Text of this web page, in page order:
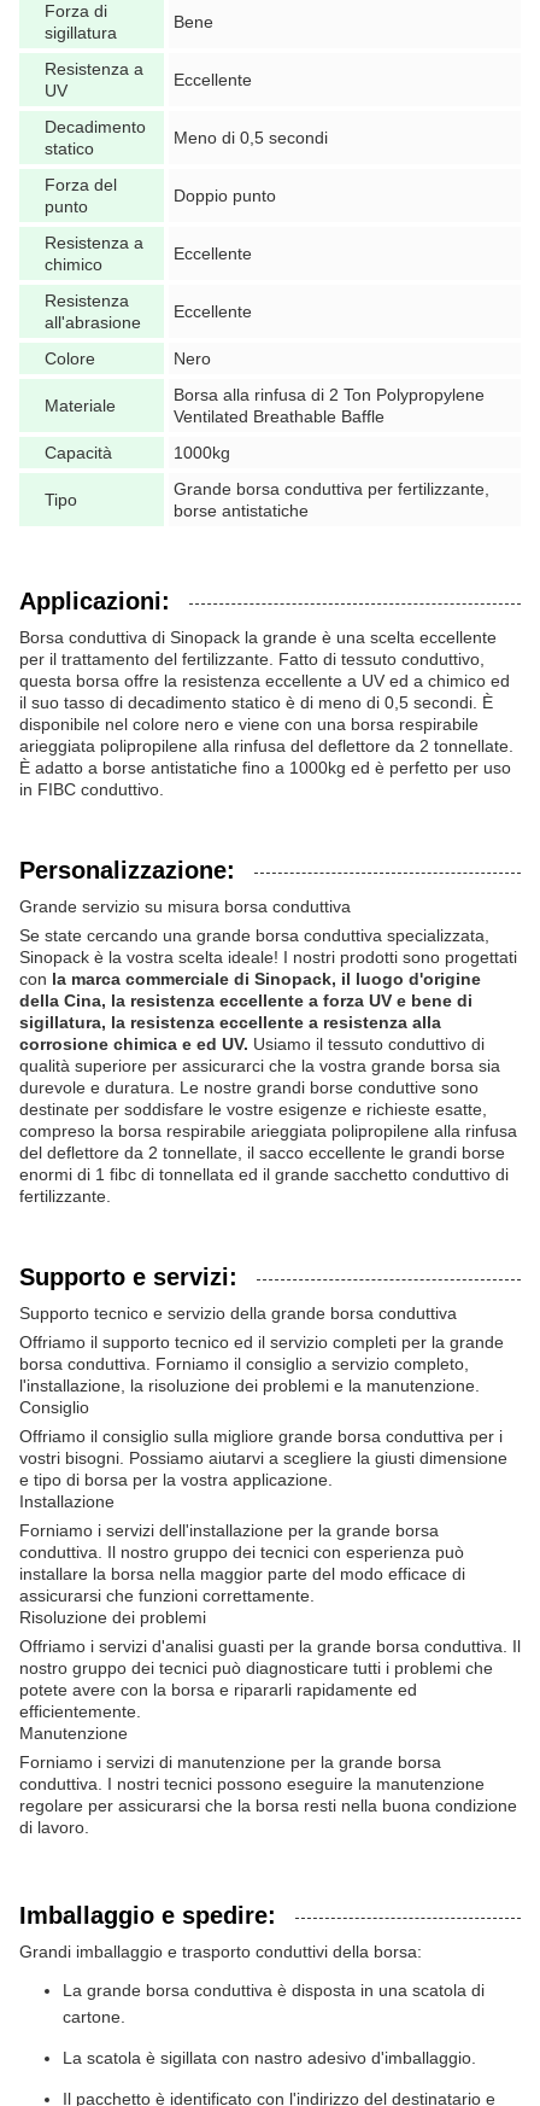
Forza di
sigillatura
Bene
Resistenza a
UV
Eccellente
Decadimento
statico
Meno di 0,5 secondi
Forza del
punto
Doppio punto
Resistenza a
chimico
Eccellente
Resistenza
all'abrasione
Eccellente
Colore Nero
Materiale
Borsa alla rinfusa di 2 Ton Polypropylene
Ventilated Breathable Baffle
Capacità
1000kg
Tipo
Grande borsa conduttiva per fertilizzante,
borse antistatiche
Applicazioni:
Borsa conduttiva di Sinopack la grande è una scelta eccellente
per il trattamento del fertilizzante. Fatto di tessuto conduttivo,
questa borsa offre la resistenza eccellente a UV ed a chimico ed
il suo tasso di decadimento statico è di meno di 0,5 secondi. È
disponibile nel colore nero e viene con una borsa respirabile
arieggiata polipropilene alla rinfusa del deflettore da 2 tonnellate.
È adatto a borse antistatiche fino a 1000kg ed è perfetto per uso
in FIBC conduttivo.
Personalizzazione:
Grande servizio su misura borsa conduttiva
Se state cercando una grande borsa conduttiva specializzata,
Sinopack è la vostra scelta ideale! I nostri prodotti sono progettati
con la marca commerciale di Sinopack, il luogo d'origine
della Cina, la resistenza eccellente a forza UV e bene di
sigillatura, la resistenza eccellente a resistenza alla
corrosione chimica e ed UV. Usiamo il tessuto conduttivo di
qualità superiore per assicurarci che la vostra grande borsa sia
durevole e duratura. Le nostre grandi borse conduttive sono
destinate per soddisfare le vostre esigenze e richieste esatte,
compreso la borsa respirabile arieggiata polipropilene alla rinfusa
del deflettore da 2 tonnellate, il sacco eccellente le grandi borse
enormi di 1 fibc di tonnellata ed il grande sacchetto conduttivo di
fertilizzante.
Supporto e servizi:
Supporto tecnico e servizio della grande borsa conduttiva
Offriamo il supporto tecnico ed il servizio completi per la grande
borsa conduttiva. Forniamo il consiglio a servizio completo,
l'installazione, la risoluzione dei problemi e la manutenzione.
Consiglio
Offriamo il consiglio sulla migliore grande borsa conduttiva per i
vostri bisogni. Possiamo aiutarvi a scegliere la giusti dimensione
e tipo di borsa per la vostra applicazione.
Installazione
Forniamo i servizi dell'installazione per la grande borsa
conduttiva. Il nostro gruppo dei tecnici con esperienza può
installare la borsa nella maggior parte del modo efficace di
assicurarsi che funzioni correttamente.
Risoluzione dei problemi
Offriamo i servizi d'analisi guasti per la grande borsa conduttiva. Il
nostro gruppo dei tecnici può diagnosticare tutti i problemi che
potete avere con la borsa e ripararli rapidamente ed
efficientemente.
Manutenzione
Forniamo i servizi di manutenzione per la grande borsa
conduttiva. I nostri tecnici possono eseguire la manutenzione
regolare per assicurarsi che la borsa resti nella buona condizione
di lavoro.
Imballaggio e spedire:
Grandi imballaggio e trasporto conduttivi della borsa:
La grande borsa conduttiva è disposta in una scatola di
cartone.
La scatola è sigillata con nastro adesivo d'imballaggio.
Il pacchetto è identificato con l'indirizzo del destinatario e